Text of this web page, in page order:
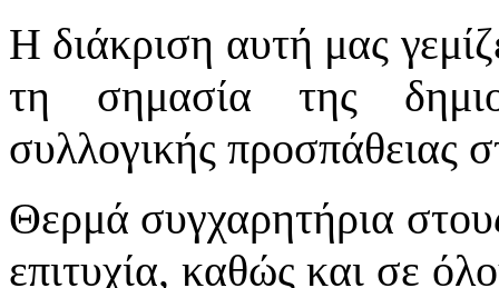
Η διάκριση αυτή μας
τη σημασία της
συλλογικής προσπάθειας
Θερμά συγχαρητήρια
επιτυχία, καθώς και σε